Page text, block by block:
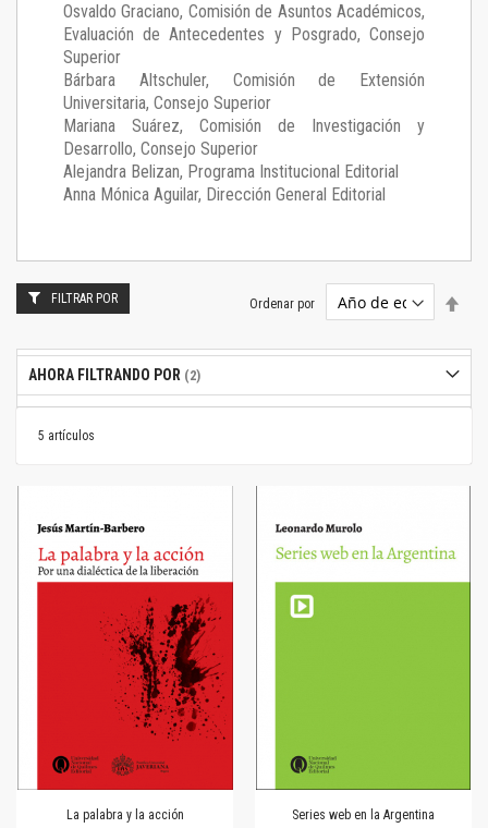
Osvaldo Graciano, Comisión de Asuntos Académicos,
Evaluación de Antecedentes y Posgrado, Consejo
Superior
Bárbara Altschuler, Comisión de Extensión
Universitaria, Consejo Superior
Mariana Suárez, Comisión de Investigación y
Desarrollo, Consejo Superior
Alejandra Belizan, Programa Institucional Editorial
Anna Mónica Aguilar, Dirección General Editorial
5 artículos
Ordenar por
La palabra y la acción
Series web en la Argentina
FILTRAR POR
AHORA FILTRANDO POR